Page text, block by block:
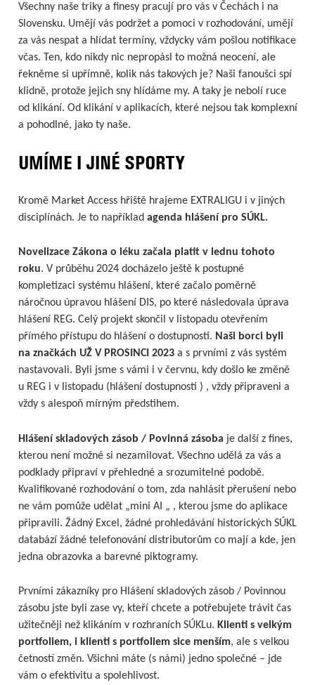
Všechny naše triky a finesy pracují pro vás v Čechách i na
Slovensku. Umějí vás podržet a pomoci v rozhodování, umějí
za vás nespat a hlídat termíny, vždycky vám pošlou notifikace
včas. Ten, kdo nikdy nic nepropásl to možná neocení, ale
řekněme si upřímně, kolik nás takových je? Naši fanoušci spí
klidně, protože jejich sny hlídáme my. A taky je nebolí ruce
od klikání. Od klikání v aplikacích, které nejsou tak komplexní
a pohodlné, jako ty naše.
UMÍME I JINÉ SPORTY
Kromě Market Access hřiště hrajeme EXTRALIGU i v jiných
disciplínách. Je to například agenda hlášení pro SÚKL.
Novelizace Zákona o léku začala platit v lednu tohoto
roku. V průběhu 2024 docházelo ještě k postupné
kompletizaci systému hlášení, které začalo poměrně
náročnou úpravou hlášení DIS, po které následovala úprava
hlášení REG. Celý projekt skončil v listopadu otevřením
přímého přístupu do hlášení o dostupnosti. Naši borci byli
na značkách UŽ V PROSINCI 2023a s prvními z vás systém
nastavovali. Byli jsme s vámi i v červnu, kdy došlo ke změně
u REG i v listopadu (hlášení dostupnosti ) , vždy připraveni a
vždy s alespoň mírným předstihem.
Hlášení skladových zásob / Povinná zásoba je další z fines,
kterou není možné si nezamilovat. Všechno udělá za vás a
podklady připraví v přehledné a srozumitelné podobě.
Kvalifikované rozhodování o tom, zda nahlásit přerušení nebo
ne vám pomůže udělat „mini AI „ , kterou jsme do aplikace
připravili. Žádný Excel, žádné prohledávání historických SÚKL
databází žádné telefonování distributorům co mají a kde, jen
jedna obrazovka a barevné piktogramy.
Prvními zákazníky pro Hlášení skladových zásob / Povinnou
zásobu jste byli zase vy, kteří chcete a potřebujete trávit čas
užitečněji než klikáním v rozhraních SÚKLu. Klienti s velkým
portfoliem, i klienti s portfoliem sice menším, ale s velkou
četností změn. Všichni máte (s námi) jedno společné – jde
vám o efektivitu a spolehlivost.